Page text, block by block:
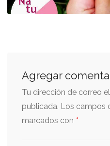
Agregar
Tu dirección de correo
publicada. Los campos
marcados con *